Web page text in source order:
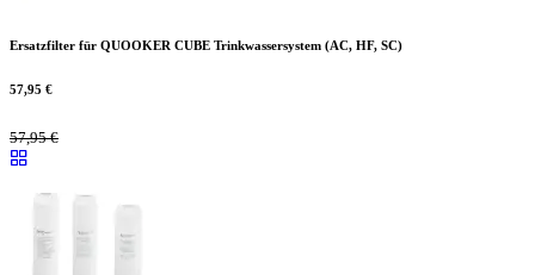
Ersatzfilter für QUOOKER CUBE Trinkwassersystem (AC, HF, SC)
57,95 €
57,95€